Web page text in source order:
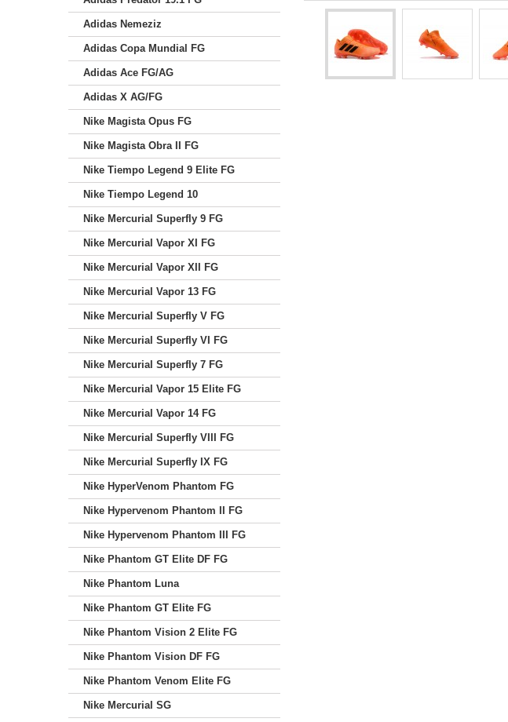
Adidas Nemeziz
Adidas Copa Mundial FG
Adidas Ace FG/AG
Adidas X AG/FG
Nike Magista Opus FG
Nike Magista Obra II FG
Nike Tiempo Legend 9 Elite FG
Nike Tiempo Legend 10
Nike Mercurial Superfly 9 FG
Nike Mercurial Vapor XI FG
Nike Mercurial Vapor XII FG
Nike Mercurial Vapor 13 FG
Nike Mercurial Superfly V FG
Nike Mercurial Superfly VI FG
Nike Mercurial Superfly 7 FG
Nike Mercurial Vapor 15 Elite FG
Nike Mercurial Vapor 14 FG
Nike Mercurial Superfly VIII FG
Nike Mercurial Superfly IX FG
Nike HyperVenom Phantom FG
Nike Hypervenom Phantom II FG
Nike Hypervenom Phantom III FG
Nike Phantom GT Elite DF FG
Nike Phantom Luna
Nike Phantom GT Elite FG
Nike Phantom Vision 2 Elite FG
Nike Phantom Vision DF FG
Nike Phantom Venom Elite FG
Nike Mercurial SG